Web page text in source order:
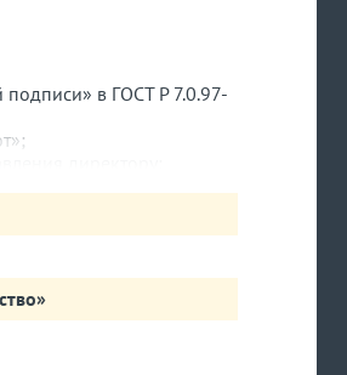
подписи» в ГОСТ Р 7.0.97-